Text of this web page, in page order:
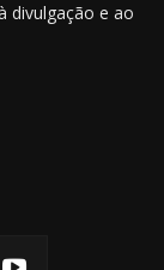
divulgação e ao